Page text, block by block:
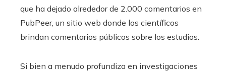
que ha dejado alrededor de 2.000 comentarios en
PubPeer, un sitio web donde los científicos
brindan comentarios públicos sobre los estudios.
Si bien a menudo profundiza en investigaciones